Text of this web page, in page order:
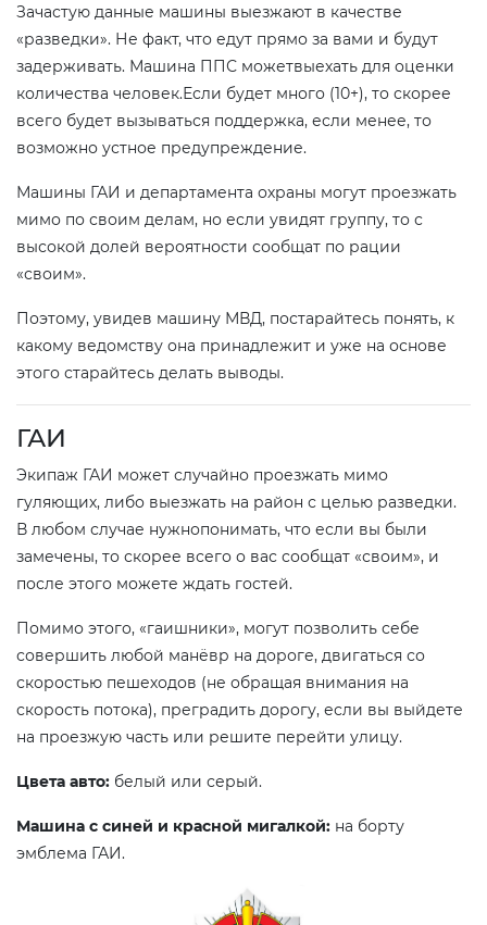
Зачастую данные машины выезжают в качестве
«разведки». Не факт, что едут прямо за вами и будут
задерживать. Машина ППС можетвыехать для оценки
количества человек.Если будет много (10+), то скорее
всего будет вызываться поддержка, если менее, то
возможно устное предупреждение.
Машины ГАИ и департамента охраны могут проезжать
мимо по своим делам, но если увидят группу, то с
высокой долей вероятности сообщат по рации
«своим».
Поэтому, увидев машину МВД, постарайтесь понять, к
какому ведомству она принадлежит и уже на основе
этого старайтесь делать выводы.
ГАИ
Экипаж ГАИ может случайно проезжать мимо
гуляющих, либо выезжать на район с целью разведки.
В любом случае нужнопонимать, что если вы были
замечены, то скорее всего о вас сообщат «своим», и
после этого можете ждать гостей.
Помимо этого, «гаишники», могут позволить себе
совершить любой манёвр на дороге, двигаться со
скоростью пешеходов (не обращая внимания на
скорость потока), преградить дорогу, если вы выйдете
на проезжую часть или решите перейти улицу.
Цвета авто: белый или серый.
Машина с синей и красной мигалкой: на борту
эмблема ГАИ.